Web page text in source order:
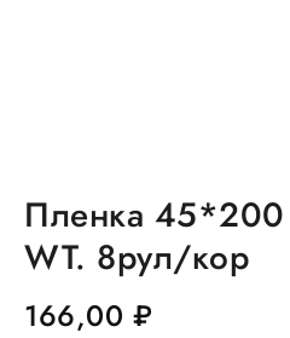
Пленка
WT. 8рул/кор
166,00 ₽